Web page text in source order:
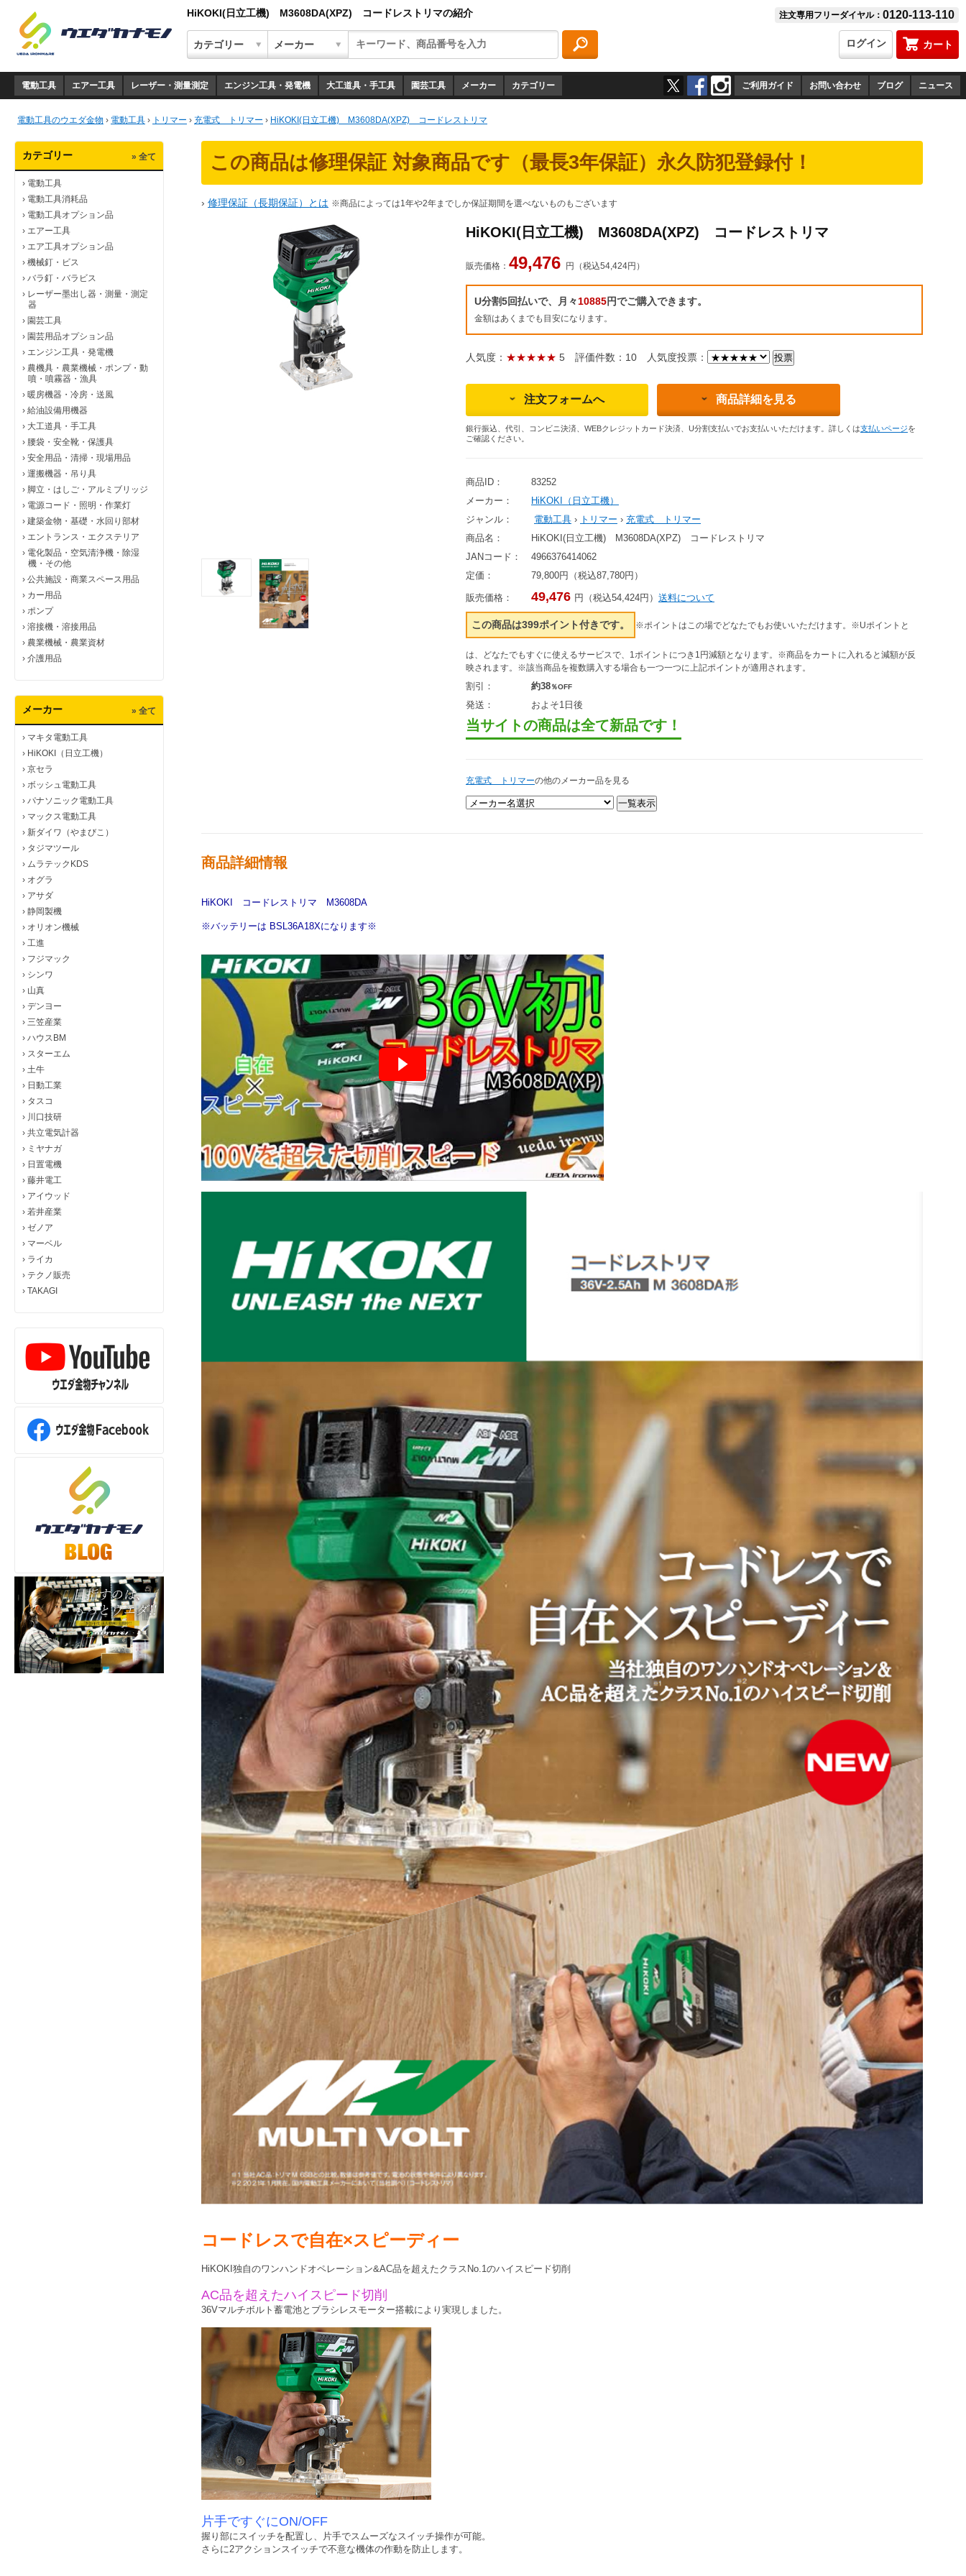
HiKOKI(日立工機) M3608DA(XPZ) コードレストリマの紹介 注文専用フリーダイヤル： 0120-113-110
カート
ログイン
電動工具 エアー工具 レーザー・測量測定 エンジン工具・発電機 大工道具・手工具 園芸工具 メーカー カテゴリー ご利用ガイド お問い合わせ ブログ ニュース
電動工具のウエダ金物 › 電動工具 › トリマー › 充電式 トリマー › HiKOKI(日立工機) M3608DA(XPZ) コードレストリマ
カテゴリー » 全て
› 電動工具
› 電動工具消耗品
› 電動工具オプション品
› エアー工具
› エア工具オプション品
› 機械釘・ビス
› バラ釘・バラビス
› レーザー墨出し器・測量・測定
器
› 園芸工具
› 園芸用品オプション品
› エンジン工具・発電機
› 農機具・農業機械・ポンプ・動
噴・噴霧器・漁具
› 暖房機器・冷房・送風
› 給油設備用機器
› 大工道具・手工具
› 腰袋・安全靴・保護具
› 安全用品・清掃・現場用品
› 運搬機器・吊り具
› 脚立・はしご・アルミブリッジ
› 電源コード・照明・作業灯
› 建築金物・基礎・水回り部材
› エントランス・エクステリア
› 電化製品・空気清浄機・除湿
機・その他
› 公共施設・商業スペース用品
› カー用品
› ポンプ
› 溶接機・溶接用品
› 農業機械・農業資材
› 介護用品
メーカー » 全て
› マキタ電動工具
› HiKOKI（日立工機）
› 京セラ
› ボッシュ電動工具
› パナソニック電動工具
› マックス電動工具
› 新ダイワ（やまびこ）
› タジマツール
› ムラテックKDS
› オグラ
› アサダ
› 静岡製機
› オリオン機械
› 工進
› フジマック
› シンワ
› 山真
› デンヨー
› 三笠産業
› ハウスBM
› スターエム
› 土牛
› 日動工業
› タスコ
› 川口技研
› 共立電気計器
› ミヤナガ
› 日置電機
› 藤井電工
› アイウッド
› 若井産業
› ゼノア
› マーベル
› ライカ
› テクノ販売
› TAKAGI
この商品は修理保証 対象商品です（最長3年保証）永久防犯登録付！
› 修理保証（長期保証）とは ※商品によっては1年や2年までしか保証期間を選べないものもございます
HiKOKI(日立工機) M3608DA(XPZ) コードレストリマ
販売価格： 49,476 円（税込54,424円）
U分割5回払いで、月々10885円でご購入できます。
金額はあくまでも目安になります。
人気度： ★★★★★ 5 評価件数：10 人気度投票：
注文フォームへ 商品詳細を見る
銀行振込、代引、コンビニ決済、WEBクレジットカード決済、U分割支払いでお支払いいただけます。詳しくは支払いページを
ご確認ください。
商品ID：
83252
メーカー：
HiKOKI（日立工機）
ジャンル：
電動工具 › トリマー › 充電式 トリマー
商品名：
HiKOKI(日立工機) M3608DA(XPZ) コードレストリマ
JANコード：
4966376414062
定価：
79,800円（税込87,780円）
販売価格： 49,476 円（税込54,424円） 送料について
この商品は399ポイント付きです。 ※ポイントはこの場でどなたでもお使いいただけます。※Uポイントと
は、どなたでもすぐに使えるサービスで、1ポイントにつき1円減額となります。※商品をカートに入れると減額が反
映されます。※該当商品を複数購入する場合も一つ一つに上記ポイントが適用されます。
割引： 約38％OFF
発送： およそ1日後
当サイトの商品は全て新品です！
充電式 トリマーの他のメーカー品を見る
商品詳細情報
HiKOKI コードレストリマ M3608DA
※バッテリーは BSL36A18Xになります※
コードレスで自在×スピーディー
HiKOKI独自のワンハンドオペレーション&AC品を超えたクラスNo.1のハイスピード切削
AC品を超えたハイスピード切削
36Vマルチボルト蓄電池とブラシレスモーター搭載により実現しました。
片手ですぐにON/OFF
握り部にスイッチを配置し、片手でスムーズなスイッチ操作が可能。
さらに2アクションスイッチで不意な機体の作動を防止します。